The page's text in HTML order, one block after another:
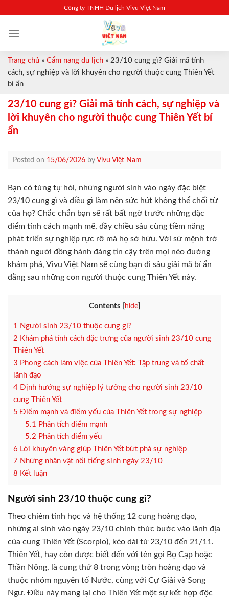
content
Công ty TNHH Du lịch Vivu Việt Nam
Trang chủ » Cẩm nang du lịch » 23/10 cung gì? Giải mã tính
cách, sự nghiệp và lời khuyên cho người thuộc cung Thiên Yết
bí ẩn
23/10 cung gì? Giải mã tính cách, sự nghiệp và
lời khuyên cho người thuộc cung Thiên Yết bí
ẩn
Posted on 15/06/2026 by Vivu Việt Nam
Bạn có từng tự hỏi, những người sinh vào ngày đặc biệt
23/10 cung gì và điều gì làm nên sức hút không thể chối từ
của họ? Chắc chắn bạn sẽ rất bất ngờ trước những đặc
điểm tính cách mạnh mẽ, đầy chiều sâu cùng tiềm năng
phát triển sự nghiệp rực rỡ mà họ sở hữu. Với sứ mệnh trở
thành người đồng hành đáng tin cậy trên mọi nẻo đường
khám phá, Vivu Việt Nam sẽ cùng bạn đi sâu giải mã bí ẩn
đằng sau những con người thuộc cung Thiên Yết này.
Contents hide
1
Người sinh 23/10 thuộc cung gì?
2 Khám phá tính cách đặc trưng của người sinh 23/10 cung
Thiên Yết
3 Phong cách làm việc của Thiên Yết: Tập trung và tố chất
lãnh đạo
4 Định hướng sự nghiệp lý tưởng cho người sinh 23/10
cung Thiên Yết
5 Điểm mạnh và điểm yếu của Thiên Yết trong sự nghiệp
5.1
Phân tích điểm mạnh
5.2 Phân tích điểm yếu
6 Lời khuyên vàng giúp Thiên Yết bứt phá sự nghiệp
7 Những nhân vật nổi tiếng sinh ngày 23/10
8 Kết luận
Người sinh 23/10 thuộc cung gì?
Theo chiêm tinh học và hệ thống 12 cung hoàng đạo,
những ai sinh vào ngày 23/10 chính thức bước vào lãnh địa
của cung Thiên Yết (Scorpio), kéo dài từ 23/10 đến 21/11.
Thiên Yết, hay còn được biết đến với tên gọi Bọ Cạp hoặc
Thần Nông, là cung thứ 8 trong vòng tròn hoàng đạo và
thuộc nhóm nguyên tố Nước, cùng với Cự Giải và Song
Ngư. Điều này mang lại cho Thiên Yết một sự kết hợp độc